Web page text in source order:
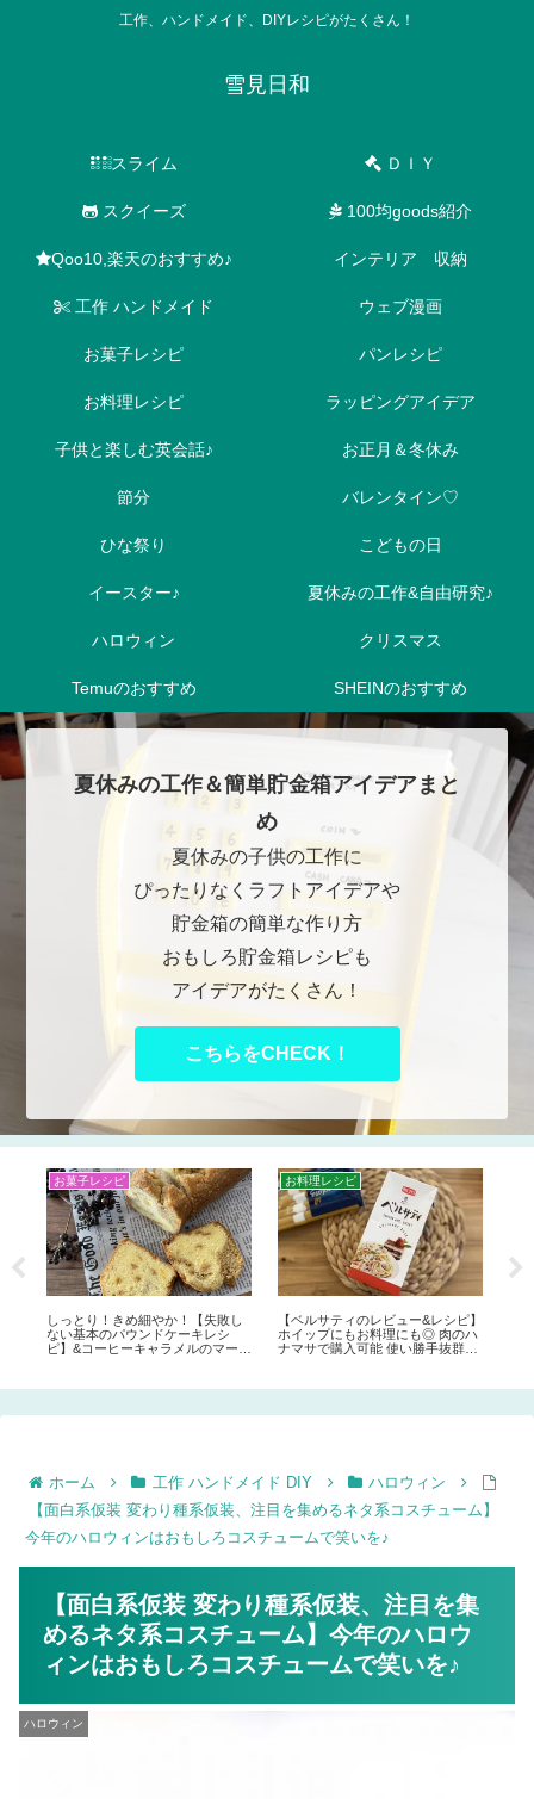
工作、ハンドメイド、DIYレシピがたくさん！
雪見日和
スライム ＤＩＹ
スクイーズ 100均goods紹介
Qoo10,楽天のおすすめ♪ インテリア 収納
工作 ハンドメイド ウェブ漫画
お菓子レシピ パンレシピ
お料理レシピ ラッピングアイデア
子供と楽しむ英会話♪ お正月＆冬休み
節分 バレンタイン♡
ひな祭り こどもの日
イースター♪ 夏休みの工作&自由研究♪
ハロウィン クリスマス
Temuのおすすめ SHEINのおすすめ
夏休みの工作＆簡単貯金箱アイデアまと
め
夏休みの子供の工作に
ぴったりなくラフトアイデアや
貯金箱の簡単な作り方
おもしろ貯金箱レシピも
アイデアがたくさん！
こちらをCHECK！
100均 季節グッズ＆便利グッズ
100均DIY【子供に自分で予定管理
してもらいたい！やることリスト
ボードの作り方】習い事の宿題や
持ち物管理に。マグネットを移動
させるだけ♪
ＤＩＹ
ガーデンファニチャーDIY①♪2×4
材(ツーバイフォー)で自作のお庭
の机、テーブルの作り方。
ホーム 工作 ハンドメイド DIY
ハロウィン
【面白系仮装 変わり種系仮装、注目を集めるネタ系コスチューム】
今年のハロウィンはおもしろコスチュームで笑いを♪
【面白系仮装 変わり種系仮装、注目を集
めるネタ系コスチューム】今年のハロウ
ィンはおもしろコスチュームで笑いを♪
ハロウィン